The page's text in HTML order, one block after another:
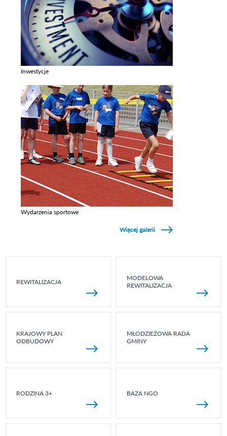
Inwestycje
Wydarzenia sportowe
Więcej galerii
REWITALIZACJA
MODELOWA
REWITALIZACJA
KRAJOWY PLAN
ODBUDOWY
MŁODZIEŻOWA RADA
GMINY
RODZINA 3+ BAZA NGO